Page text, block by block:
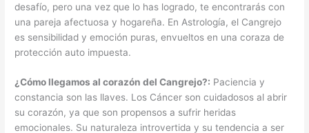
desafío, pero una vez que lo has logrado, te encontrarás con
una pareja afectuosa y hogareña. En Astrología, el Cangrejo
es sensibilidad y emoción puras, envueltos en una coraza de
protección auto impuesta.
¿Cómo llegamos al corazón del Cangrejo?: Paciencia y
constancia son las llaves. Los Cáncer son cuidadosos al abrir
su corazón, ya que son propensos a sufrir heridas
emocionales. Su naturaleza introvertida y su tendencia a ser